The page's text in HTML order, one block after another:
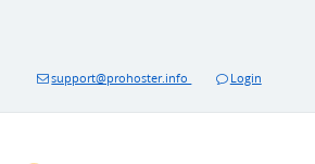
support@prohoster.info Login